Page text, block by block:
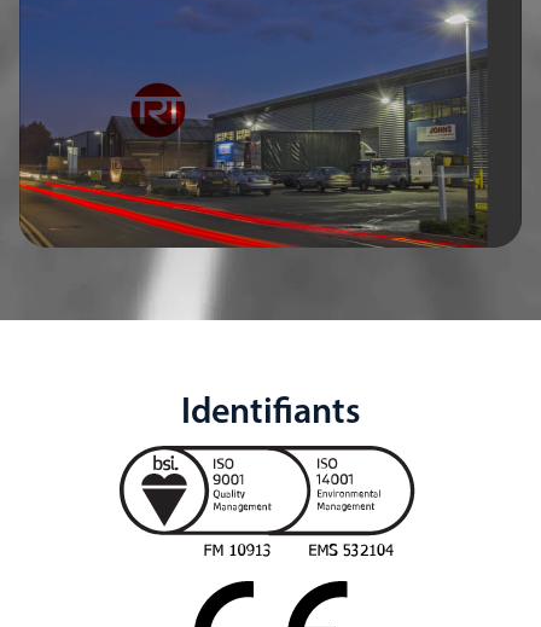
Identifiants